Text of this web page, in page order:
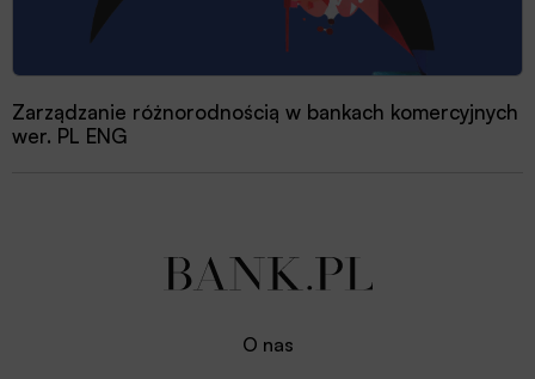
Zarządzanie różnorodnością w bankach komercyjnych
wer. PL ENG
O nas